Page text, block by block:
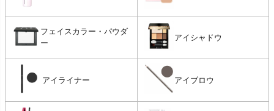
フェイスカラー・パウダ
ー
アイシャドウ
アイライナー アイブロウ